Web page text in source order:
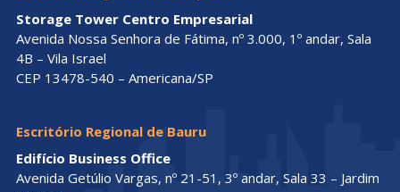
Storage Tower Centro Empresarial
Avenida Nossa Senhora de Fátima, nº 3.000, 1º andar, Sala
4B – Vila Israel
CEP 13478-540 – Americana/SP
Escritório Regional de Bauru
Edifício Business Office
Avenida Getúlio Vargas, nº 21-51, 3º andar, Sala 33 – Jardim